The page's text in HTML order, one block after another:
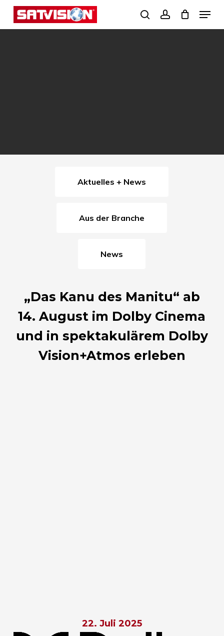
Skip
search
Menu
Aktuelles + News
Aus der Branche
News
„Das Kanu des Manitu“ ab
14. August im Dolby Cinema
und in spektakulärem Dolby
Vision+Atmos erleben
22. Juli 2025